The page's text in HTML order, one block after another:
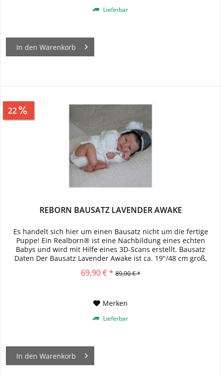
Lieferbar
In den Warenkorb
22
REBORN BAUSATZ LAVENDER AWAKE
Es handelt sich hier um einen Bausatz nicht um die fertige
Puppe! Ein Realborn® ist eine Nachbildung eines echten
Babys und wird mit Hilfe eines 3D-Scans erstellt. Bausatz
Daten Der Bausatz Lavender Awake ist ca. 19"/48 cm groß,
69,90 € * 89,90 € *
Merken
Lieferbar
In den Warenkorb